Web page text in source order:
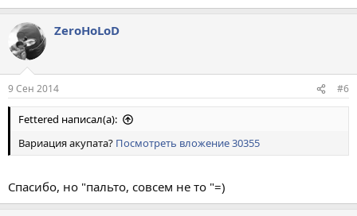
ZeroHoLoD
9 Сен 2014 #6
Fettered написал(а):
Вариация акупата? Посмотреть вложение 30355
Спасибо, но "пальто, совсем не то "=)